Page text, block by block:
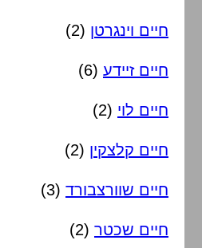
חיים וינגרטן (2)
חיים זיידע (6)
חיים לוי (2)
חיים קלצקין (2)
חיים שוורצבורד (3)
חיים שכטר (2)